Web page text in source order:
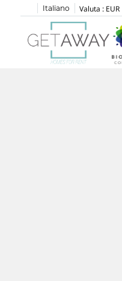
Italiano Valuta : EUR